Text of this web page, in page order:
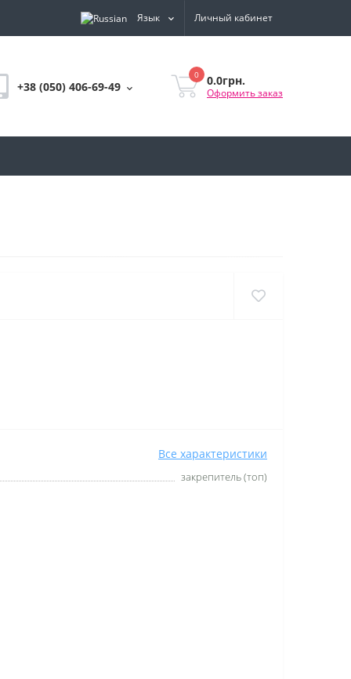
Язык Личный кабинет
+38 (050) 406-69-49
0 0.0грн.
Оформить заказ
Все характеристики
закрепитель (топ)